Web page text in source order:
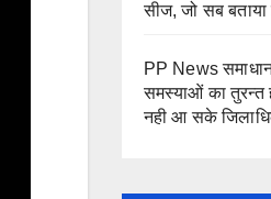
सीज, जो सब
PP News
समस्याओं का तुरन्त
नही आ सके